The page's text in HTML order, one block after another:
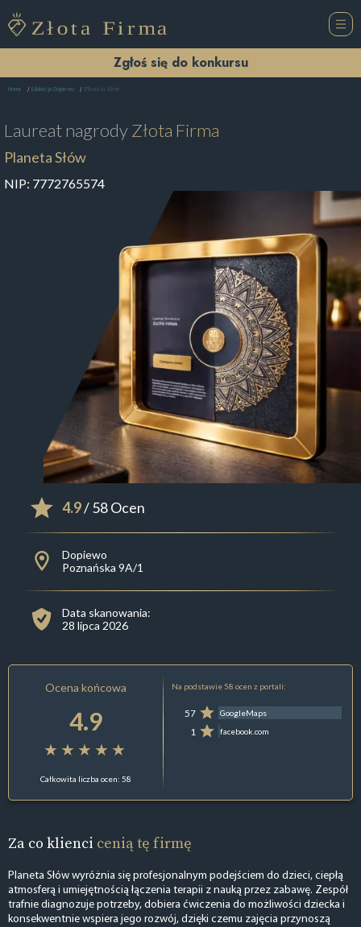
Zgłoś się do konkursu
Home Edukacja Dopiewo Planeta Słów
Laureat nagrodyZłota Firma
Planeta Słów
NIP: 7772765574
4.9/ 58 Ocen
Dopiewo
Poznańska 9A/1
Data skanowania:
28 lipca 2026
Ocena końcowa
4.9
Całkowita liczba ocen: 58
Na podstawie 58 ocen z portali:
57 GoogleMaps
1 facebook.com
Za co klienci cenią tę firmę
Planeta Słów wyróżnia się profesjonalnym podejściem do dzieci, ciepłą
atmosferą i umiejętnością łączenia terapii z nauką przez zabawę. Zespół
trafnie diagnozuje potrzeby, dobiera ćwiczenia do możliwości dziecka i
konsekwentnie wspiera jego rozwój, dzięki czemu zajęcia przynoszą